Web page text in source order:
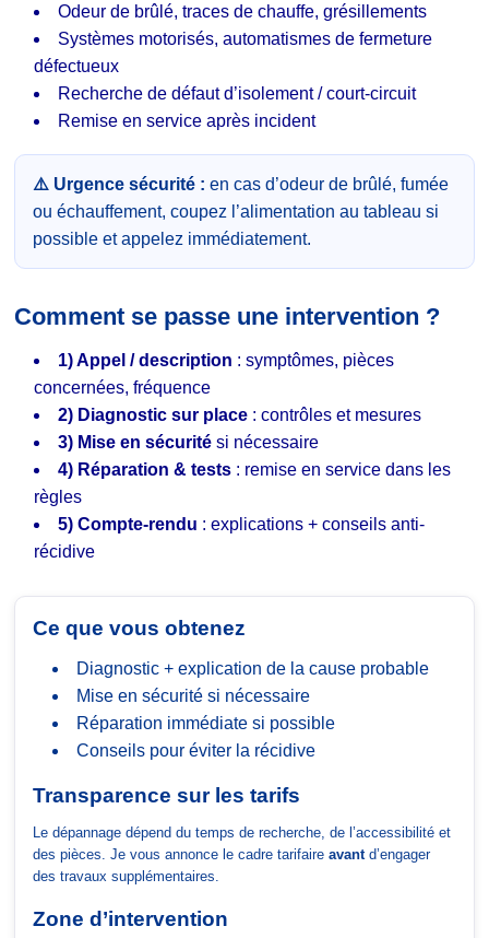
Odeur de brûlé, traces de chauffe, grésillements
Systèmes motorisés, automatismes de fermeture
défectueux
Recherche de défaut d’isolement / court-circuit
Remise en service après incident
⚠️ Urgence sécurité : en cas d’odeur de brûlé, fumée
ou échauffement, coupez l’alimentation au tableau si
possible et appelez immédiatement.
Comment se passe une intervention ?
1) Appel / description : symptômes, pièces
concernées, fréquence
2) Diagnostic sur place : contrôles et mesures
3) Mise en sécurité si nécessaire
4) Réparation & tests : remise en service dans les
règles
5) Compte-rendu : explications + conseils anti-
récidive
Ce que vous obtenez
Diagnostic + explication de la cause probable
Mise en sécurité si nécessaire
Réparation immédiate si possible
Conseils pour éviter la récidive
Transparence sur les tarifs
Le dépannage dépend du temps de recherche, de l’accessibilité et
des pièces. Je vous annonce le cadre tarifaireavant d’engager
des travaux supplémentaires.
Zone d’intervention